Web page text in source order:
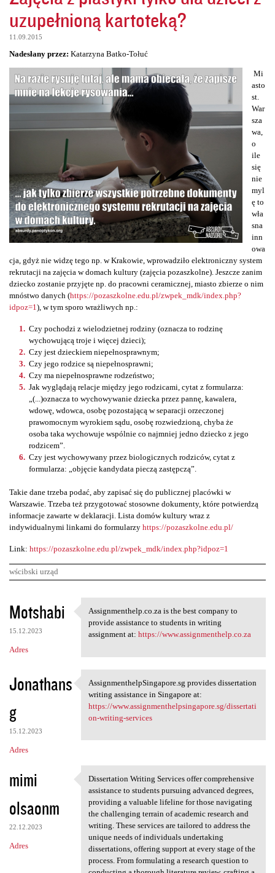
uzupełnioną kartoteką?
11.09.2015
Nadesłany przez: Katarzyna Batko-Tołuć
Mi
asto
st.
War
sza
wa,
o
ile
się
nie
myl
ę to
wła
sna
inn
owa
cja, gdyż nie widzę tego np. w Krakowie, wprowadziło elektroniczny system
rekrutacji na zajęcia w domach kultury (zajęcia pozaszkolne). Jeszcze zanim
dziecko zostanie przyjęte np. do pracowni ceramicznej, miasto zbierze o nim
mnóstwo danych (https://pozaszkolne.edu.pl/zwpek_mdk/index.php?
idpoz=1), w tym sporo wrażliwych np.:
Czy pochodzi z wielodzietnej rodziny (oznacza to rodzinę
wychowującą troje i więcej dzieci);
Czy jest dzieckiem niepełnosprawnym;
Czy jego rodzice są niepełnosprawni;
Czy ma niepełnosprawne rodzeństwo;
Jak wyglądają relacje między jego rodzicami, cytat z formularza:
„(...)oznacza to wychowywanie dziecka przez pannę, kawalera,
wdowę, wdowca, osobę pozostającą w separacji orzeczonej
prawomocnym wyrokiem sądu, osobę rozwiedzioną, chyba że
osoba taka wychowuje wspólnie co najmniej jedno dziecko z jego
rodzicem”.
Czy jest wychowywany przez biologicznych rodziców, cytat z
formularza: „objęcie kandydata pieczą zastępczą”.
Takie dane trzeba podać, aby zapisać się do publicznej placówki w
Warszawie. Trzeba też przygotować stosowne dokumenty, które potwierdzą
informacje zawarte w deklaracji. Lista domów kultury wraz z
indywidualnymi linkami do formularzy https://pozaszkolne.edu.pl/
Link: https://pozaszkolne.edu.pl/zwpek_mdk/index.php?idpoz=1
wścibski urząd
K
o
m
e
n
t
a
r
z
Motshabi
15.12.2023
Adres
Assignmenthelp.co.za is the
Assignmenthelp.co.za is the best company to
provide assistance to students in writing
assignment at: https://www.assignmenthelp.co.za
Jonathans
g
15.12.2023
Adres
AssignmenthelpSingapore.sg
AssignmenthelpSingapore.sg provides dissertation
writing assistance in Singapore at:
https://www.assignmenthelpsingapore.sg/dissertati
on-writing-services
mimi
olsaonm
22.12.2023
Adres
Dissertation Writing Services
Dissertation Writing Services offer comprehensive
assistance to students pursuing advanced degrees,
providing a valuable lifeline for those navigating
the challenging terrain of academic research and
writing. These services are tailored to address the
unique needs of individuals undertaking
dissertations, offering support at every stage of the
process. From formulating a research question to